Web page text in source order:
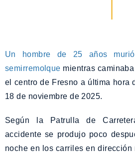
Un hombre de 25 años
semirremolque mientras
el centro de Fresno a última hora
18 de noviembre de 2025.
Según la Patrulla de
accidente se produjo poco
noche en los carriles en